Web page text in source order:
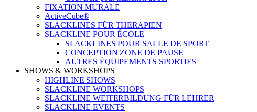
FIXATION MURALE
ActiveCube®
SLACKLINES FÜR THERAPIEN
SLACKLINE POUR ÉCOLE
SLACKLINES POUR SALLE DE SPORT
CONCEPTION ZONE DE PAUSE
AUTRES ÉQUIPEMENTS SPORTIFS
SHOWS & WORKSHOPS
HIGHLINE SHOWS
SLACKLINE WORKSHOPS
SLACKLINE WEITERBILDUNG FÜR LEHRER
SLACKLINE EVENTS